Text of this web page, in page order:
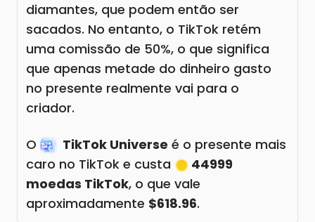
diamantes, que podem então ser
sacados. No entanto, o TikTok retém
uma comissão de 50%, o que significa
que apenas metade do dinheiro gasto
no presente realmente vai para o
criador.
O TikTok Universe é o presente mais
caro no TikTok e custa
44999
moedas TikTok, o que vale
aproximadamente $618.96.